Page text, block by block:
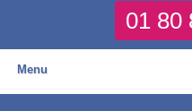
01 80
Menu